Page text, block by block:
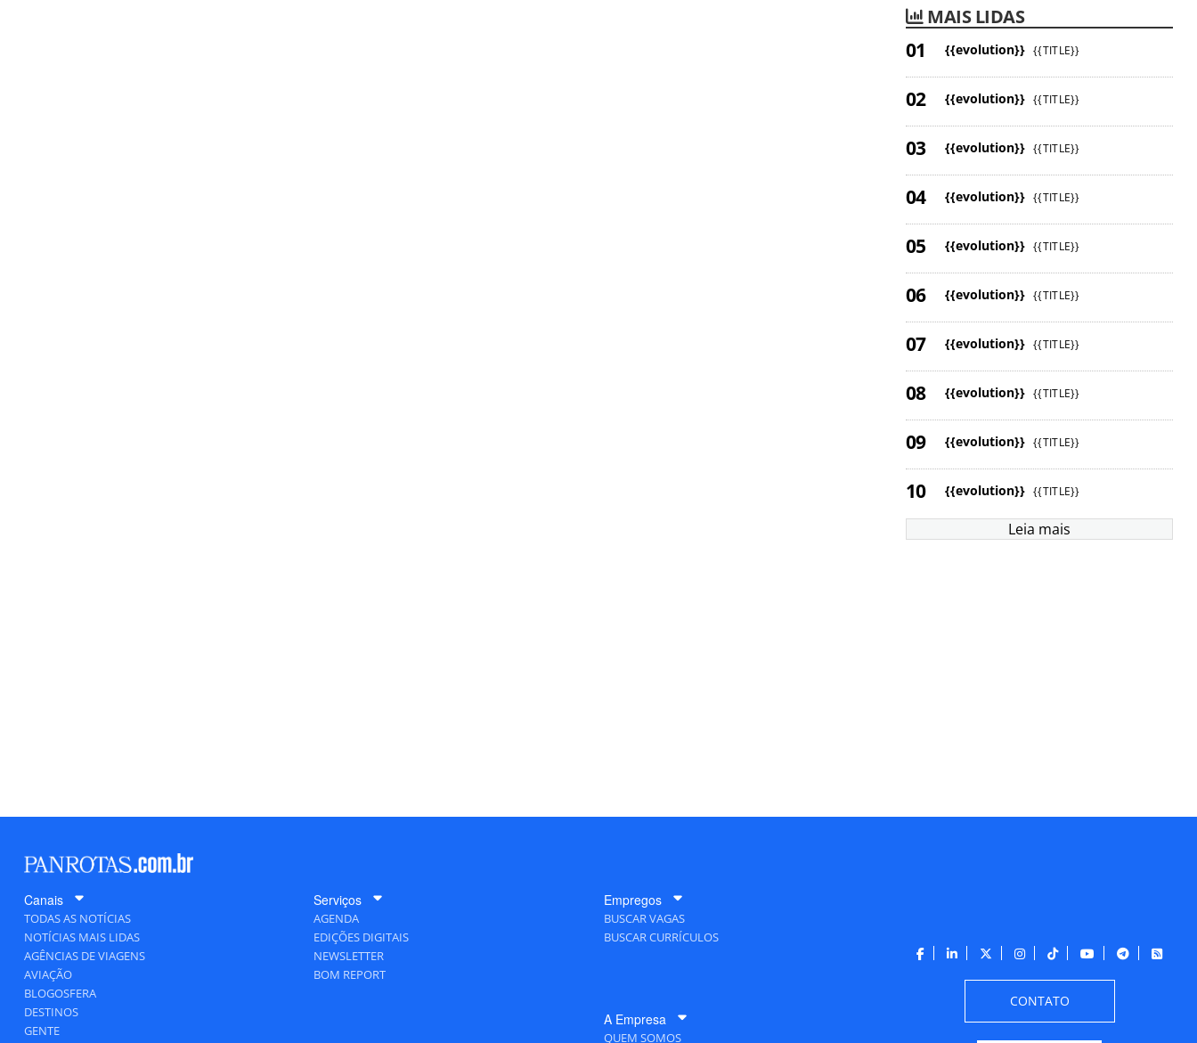
MAIS LIDAS
{{evolution}} {{TITLE}}
{{evolution}} {{TITLE}}
{{evolution}} {{TITLE}}
{{evolution}} {{TITLE}}
{{evolution}} {{TITLE}}
{{evolution}} {{TITLE}}
{{evolution}} {{TITLE}}
{{evolution}} {{TITLE}}
{{evolution}} {{TITLE}}
{{evolution}} {{TITLE}}
Leia mais
Canais
TODAS AS NOTÍCIAS
NOTÍCIAS MAIS LIDAS
AGÊNCIAS DE VIAGENS
AVIAÇÃO
BLOGOSFERA
DESTINOS
GENTE
Serviços
AGENDA
EDIÇÕES DIGITAIS
NEWSLETTER
BOM REPORT
Empregos
BUSCAR VAGAS
BUSCAR CURRÍCULOS
A Empresa
QUEM SOMOS
CONTATO